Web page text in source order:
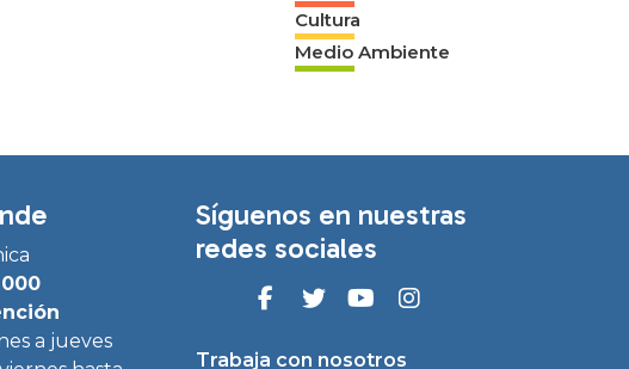
Cultura
Medio Ambiente
000
a jueves
Síguenos en nuestras
redes sociales
Trabaja con nosotros